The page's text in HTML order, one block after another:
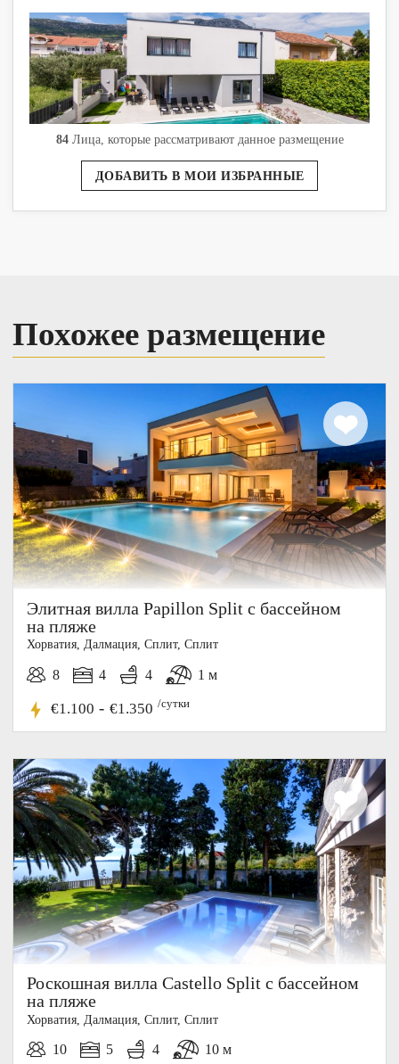
84Лица, которые рассматривают данное размещение
ДОБАВИТЬ В МОИ ИЗБРАННЫЕ
Похожее размещение
Элитная вилла Papillon Split с бассейном
на пляже
Хорватия, Далмация, Cплит, Сплит
8 4 4 1 м
€1.100 - €1.350 /сутки
Роскошная вилла Castello Split с бассейном
на пляже
Хорватия, Далмация, Cплит, Сплит
10 5 4 10 м